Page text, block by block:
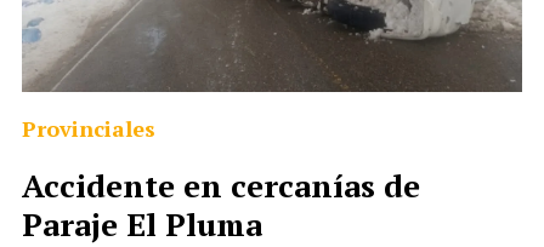
Accidente en cercanías de
Paraje El Pluma
Provinciales